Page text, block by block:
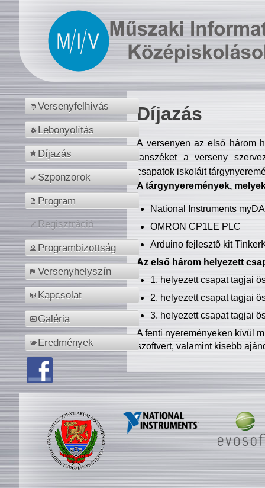
Versenyfelhívás
Lebonyolítás
Díjazás
Szponzorok
Program
Regisztráció
Programbizottság
Versenyhelyszín
Kapcsolat
Galéria
Eredmények
Díjazás
A versenyen az első három
tanszéket a verseny
csapatok iskoláit
A tárgynyeremények,
National Instruments
OMRON CP1LE PLC
Arduino fejlesztő kit
Az első három helyezett
1. helyezett csapat tagjai
2. helyezett csapat tagjai
3. helyezett csapat tagjai
A fenti nyereményeken kívül
szoftvert, valamint kisebb